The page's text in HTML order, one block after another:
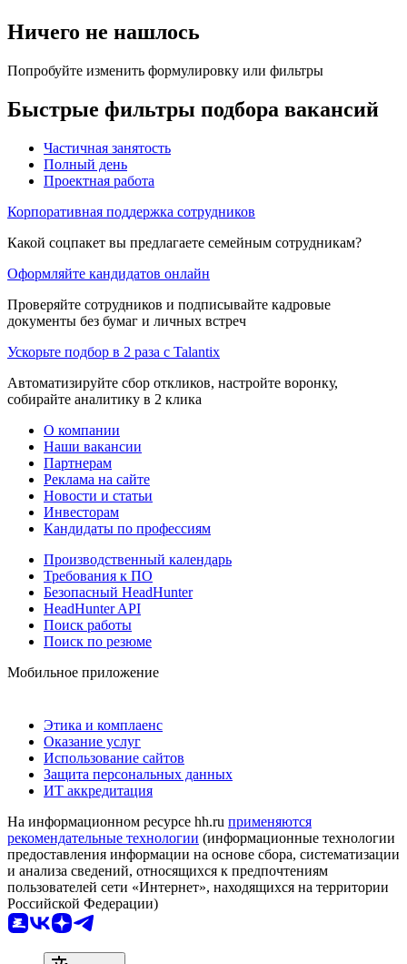
Ничего не нашлось
Попробуйте изменить формулировку или фильтры
Быстрые фильтры подбора вакансий
Частичная занятость
Полный день
Проектная работа
Корпоративная поддержка сотрудников
Какой соцпакет вы предлагаете семейным сотрудникам?
Оформляйте кандидатов онлайн
Проверяйте сотрудников и подписывайте кадровые
документы без бумаг и личных встреч
Ускорьте подбор в 2 раза с Talantix
Автоматизируйте сбор откликов, настройте воронку,
собирайте аналитику в 2 клика
О компании
Наши вакансии
Партнерам
Реклама на сайте
Новости и статьи
Инвесторам
Кандидаты по профессиям
Производственный календарь
Требования к ПО
Безопасный HeadHunter
HeadHunter API
Поиск работы
Поиск по резюме
Мобильное приложение
Этика и комплаенс
Оказание услуг
Использование сайтов
Защита персональных данных
ИТ аккредитация
На информационном ресурсе hh.ru применяются
рекомендательные технологии (информационные технологии
предоставления информации на основе сбора, систематизации
и анализа сведений, относящихся к предпочтениям
пользователей сети «Интернет», находящихся на территории
Российской Федерации)